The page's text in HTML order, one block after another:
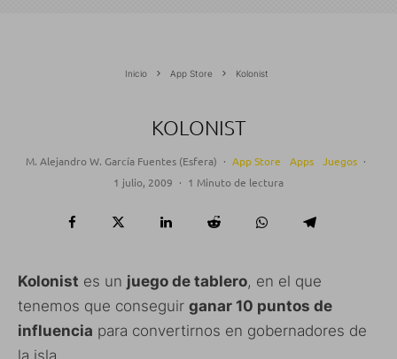
Inicio App Store Kolonist
KOLONIST
M. Alejandro W. García Fuentes (Esfera) · App Store Apps Juegos ·
1 julio, 2009 · 1 Minuto de lectura
Kolonist es un juego de tablero, en el que
tenemos que conseguir ganar 10 puntos de
influencia para convertirnos en gobernadores de
la isla.